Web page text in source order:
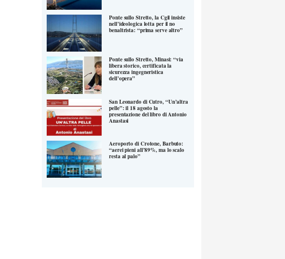
Ponte sullo Stretto, la Cgil insiste
nell’ideologica lotta per il no
benaltrista: “prima serve altro”
Ponte sullo Stretto, Minasi: “via
libera storico, certificata la
sicurezza ingegneristica
dell’opera”
San Leonardo di Cutro, “Un’altra
pelle”: il 18 agosto la
presentazione del libro di Antonio
Anastasi
Aeroporto di Crotone, Barbuto:
“aerei pieni all’89%, ma lo scalo
resta al palo”